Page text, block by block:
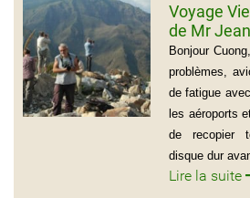
Voyage
de Mr
(Groupe
Bonjour
problèmes,
de fatigue
les aéroports
de recopier
disque dur
Lire la suite